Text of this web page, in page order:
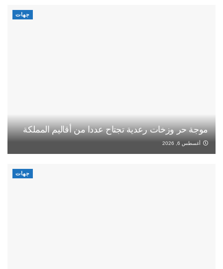
جهات
موجة حر وزخات رعدية تجتاح عددا من أقاليم المملكة
أغسطس 6, 2026
جهات